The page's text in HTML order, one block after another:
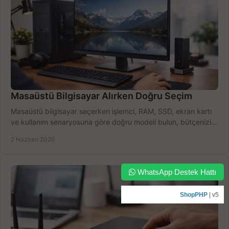
Masaüstü Bilgisayar Alırken Doğru Seçim
Masaüstü bilgisayar seçerken işlemci, RAM, SSD, ekran kartı
ve kullanım senaryosuna göre doğru modeli bulun, bütçenizi
2 Haziran 2026
WhatsApp Destek Hattı
ShopPHP | v5